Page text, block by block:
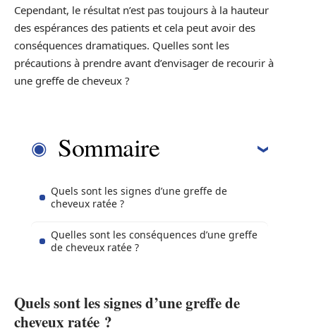
Cependant, le résultat n’est pas toujours à la hauteur
des espérances des patients et cela peut avoir des
conséquences dramatiques. Quelles sont les
précautions à prendre avant d’envisager de recourir à
une greffe de cheveux ?
Sommaire
Quels sont les signes d’une greffe de
cheveux ratée ?
Quelles sont les conséquences d’une greffe
de cheveux ratée ?
Quels sont les signes d’une greffe de
cheveux ratée ?